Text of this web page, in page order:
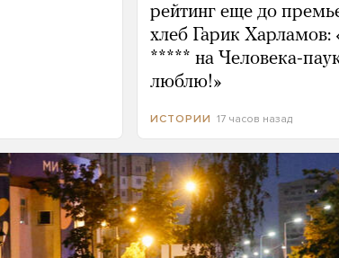
рейтинг еще до
хлеб Гарик Харламов:
***** на Человека-
люблю!»
ИСТОРИИ 17 часов назад